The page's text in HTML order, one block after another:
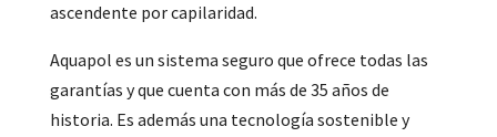
ascendente por capilaridad.
Aquapol es un sistema seguro que ofrece todas las
garantías y que cuenta con más de 35 años de
historia. Es además una tecnología sostenible y